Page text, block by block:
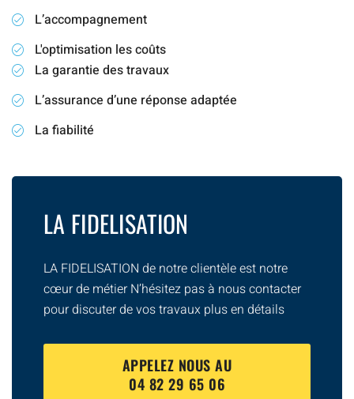
L’accompagnement
L'optimisation les coûts
La garantie des travaux
L’assurance d’une réponse adaptée
La fiabilité
LA FIDELISATION
LA FIDELISATION de notre clientèle est notre
cœur de métier N’hésitez pas à nous contacter
pour discuter de vos travaux plus en détails
APPELEZ NOUS AU
04 82 29 65 06